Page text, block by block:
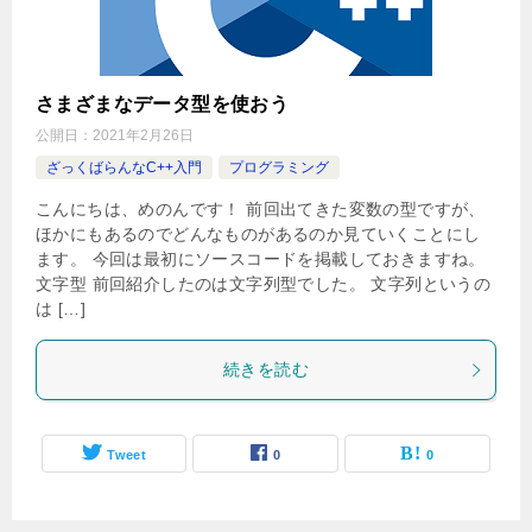
さまざまなデータ型を使おう
公開日： 2021年2月26日
ざっくばらんなC++入門
プログラミング
こんにちは、めのんです！ 前回出てきた変数の型ですが、
ほかにもあるのでどんなものがあるのか見ていくことにし
ます。 今回は最初にソースコードを掲載しておきますね。
文字型 前回紹介したのは文字列型でした。 文字列というの
は […]
続きを読む
Tweet 0 0